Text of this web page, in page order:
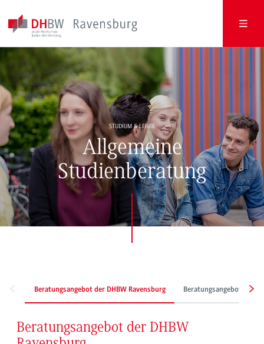
STUDIUM & LEHRE
Allgemeine
Studienberatung
Beratungsangebot der DHBW Ravensburg Beratungsangebot für
Beratungsangebot der DHBW